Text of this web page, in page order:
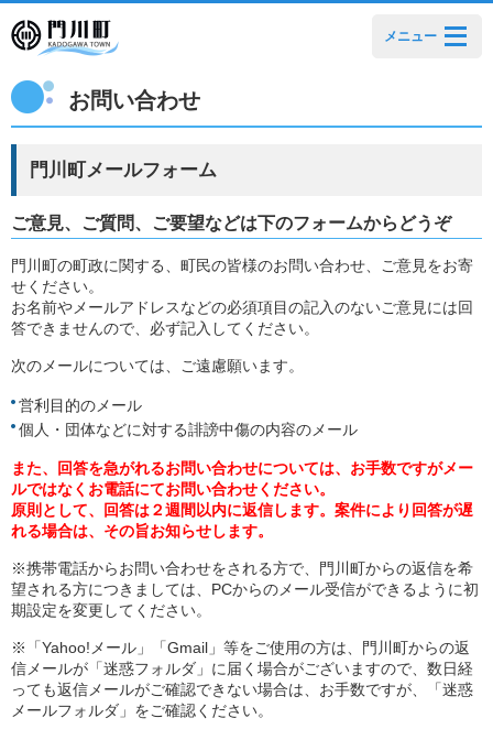
メニュー
お問い合わせ
門川町メールフォーム
ご意見、ご質問、ご要望などは下のフォームからどうぞ
門川町の町政に関する、町民の皆様のお問い合わせ、ご意見をお寄
せください。
お名前やメールアドレスなどの必須項目の記入のないご意見には回
答できませんので、必ず記入してください。
次のメールについては、ご遠慮願います。
営利目的のメール
個人・団体などに対する誹謗中傷の内容のメール
また、回答を急がれるお問い合わせについては、お手数ですがメー
ルではなくお電話にてお問い合わせください。
原則として、回答は２週間以内に返信します。案件により回答が遅
れる場合は、その旨お知らせします。
※携帯電話からお問い合わせをされる方で、門川町からの返信を希
望される方につきましては、PCからのメール受信ができるように初
期設定を変更してください。
※「Yahoo!メール」「Gmail」等をご使用の方は、門川町からの返
信メールが「迷惑フォルダ」に届く場合がございますので、数日経
っても返信メールがご確認できない場合は、お手数ですが、「迷惑
メールフォルダ」をご確認ください。